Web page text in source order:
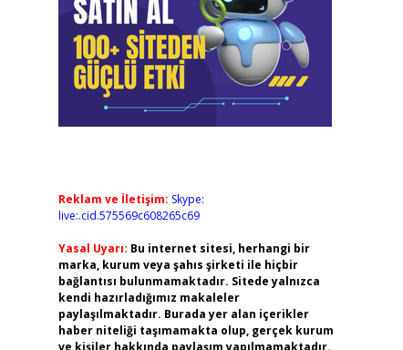
Reklam ve İletişim: Skype:
live:.cid.575569c608265c69
Yasal Uyarı: Bu internet sitesi, herhangi bir
marka, kurum veya şahıs şirketi ile hiçbir
bağlantısı bulunmamaktadır. Sitede yalnızca
kendi hazırladığımız makaleler
paylaşılmaktadır. Burada yer alan içerikler
haber niteliği taşımamakta olup, gerçek kurum
ve kişiler hakkında paylaşım yapılmamaktadır.